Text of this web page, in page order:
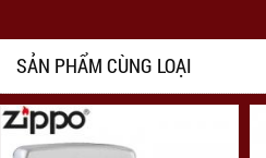
SẢN PHẨM CÙNG LOẠI